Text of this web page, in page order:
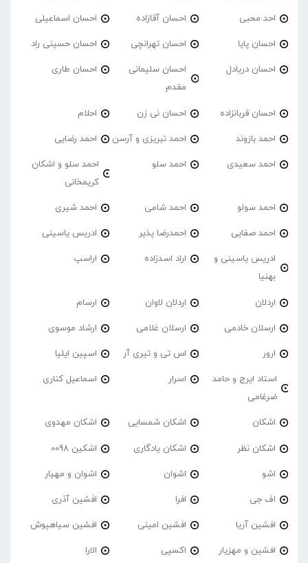
احد محبی احسان آقازاده احسان اسماعیلی
احسان پایا احسان تهرانچی احسان حسینی راد
احسان دریادل
احسان سلیمانی
مقدم
احسان طاری
احسان قربانزاده احسان نی زن احلام
احمد بازوند احمد تبریزی و آرسن احمد‌ رضایی
احمد سعیدی احمد سلو
احمد سلو و اشکان
کریمخانی
احمد سولو احمد شامی احمد شیری
احمد صفایی احمدرضا پذیر ادریس یاسینی
ادریس یاسینی و
بهنیا
اراد اسدزاده اراسپ
اردلان اردلان لاوان ارسام
ارسلان خادمی ارسلان غلامی ارشاد موسوی
ارور اس تی و تیری آر اسپین ایلیا
استاد ایرج و حامد
ضرغامی
اسرار اسماعیل کناری
اشکان اشکان شمسایی اشکان مهدوی
اشکان نظر اشکان یادگاری اشکین 0098
اشو اشوان اشوان و مهیار
اف جی افرا افشین آذری
افشین آریا افشین امینی افشین سیاهپوش
افشین و مهزیار اکسپی الارا